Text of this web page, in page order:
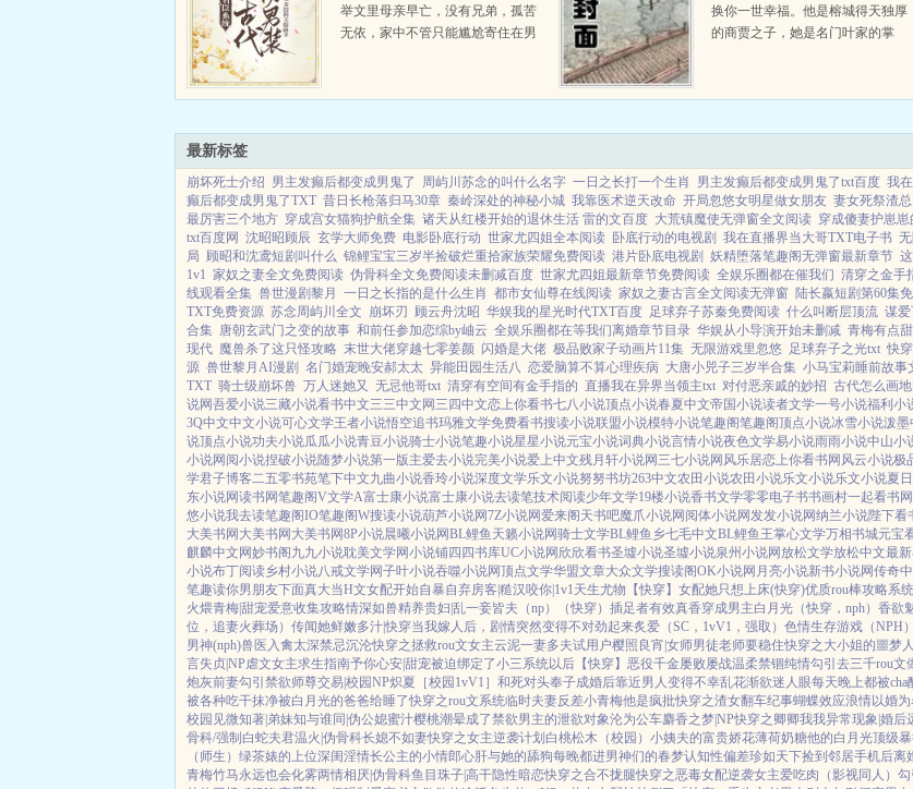
举文里母亲早亡，没有兄弟，孤苦
无依，家中不管只能尴尬寄住在男
使古代女子难存，她也不放弃的思
换你一世幸福。他是榕城得天独厚
的商贾之子，她是名门叶家的掌
最新标签
崩坏死士介绍 男主发癫后都变成男鬼了 周屿川苏念的叫什么名字 一日之长打一个生肖 男主发癫后都变成男鬼了txt百度 我
癫后都变成男鬼了TXT 昔日长枪落归马30章 秦岭深处的神秘小城 我靠医术逆天改命 开局忽悠女明星做女朋友 妻女死祭渣
最厉害三个地方 穿成宫女猫狗护航全集 诸天从红楼开始的退休生活 雷的文百度 大荒镇魔使无弹窗全文阅读 穿成傻妻护崽崽
txt百度网 沈昭昭顾辰 玄学大师免费 电影卧底行动 世家尤四姐全本阅读 卧底行动的电视剧 我在直播界当大哥TXT电子书
局 顾昭和沈鸢短剧叫什么 锦鲤宝宝三岁半捡破烂重拾家族荣耀免费阅读 港片卧底电视剧 妖精堕落笔趣阁无弹窗最新章节
1v1 家奴之妻全文免费阅读 伪骨科全文免费阅读未删减百度 世家尤四姐最新章节免费阅读 全娱乐圈都在催我们 清穿之金手
线观看全集 兽世漫剧黎月 一日之长指的是什么生肖 都市女仙尊在线阅读 家奴之妻古言全文阅读无弹窗 陆长嬴短剧第60集
TXT免费资源 苏念周屿川全文 崩坏刃 顾云舟沈昭 华娱我的星光时代TXT百度 足球弃子苏秦免费阅读 什么叫断层顶流 谋
合集 唐朝玄武门之变的故事 和前任参加恋综by岫云 全娱乐圈都在等我们离婚章节目录 华娱从小导演开始未删减 青梅有点
现代 魔兽杀了这只怪攻略 末世大佬穿越七零姜颜 闪婚是大佬 极品败家子动画片11集 无限游戏里忽悠 足球弃子之光txt 快
源 兽世黎月AI漫剧 名门婚宠晚安郝太太 异能田园生活八 恋爱脑算不算心理疾病 大唐小兕子三岁半合集 小马宝莉睡前故事
TXT 骑士级崩坏兽 万人迷她又 无忌他哥txt 清穿有空间有金手指的 直播我在异界当领主txt 对付恶亲戚的妙招 古代怎么画地
说网吾爱小说三藏小说看书中文三三中文网 三四中文恋上你看书七八小说顶点小说春夏中文帝国小说读者文学一号小说福利小
3Q中文中文小说可心文学王者小说悟空追书玛雅文学免费看书搜读小说联盟小说模特小说笔趣阁笔趣阁顶点小说冰雪小说泼墨
说顶点小说功夫小说瓜瓜小说青豆小说骑士小说笔趣小说星星小说元宝小说词典小说言情小说夜色文学易小说雨雨小说中山小
小说网阅小说捏破小说随梦小说第一版主爱去小说完美小说爱上中文残月轩小说网 三七小说网 风乐居恋上你看书网 风云小说极
学君子博客二五零书苑笔下中文九曲小说香玲小说深度文学乐文小说努努书坊263中文农田小说农田小说乐文小说乐文小说夏
东小说网读书网笔趣阁V文学A富士康小说富士康小说去读笔技术阅读少年文学19楼小说香书文学零零电子书书画村一起看书网
悠小说我去读笔趣阁IO笔趣阁W搜读小说葫芦小说网7Z小说网爱来阁 天书吧魔爪小说网 阅体小说网发发小说网纳兰小说陛下看
大美书网 大美书网 大美书网8P小说晨曦小说网BL鲤鱼 天籁小说网骑士文学BL鲤鱼乡七毛中文BL鲤鱼王掌心文学万相书城元宝
麒麟中文网妙书阁 九九小说耽美文学网小说铺四四书库UC小说网 欣欣看书圣墟小说圣墟小说泉州小说网放松文学放松中文最
小说布丁阅读乡村小说八戒文学网子叶小说吞噬小说网顶点文学华盟文章大众文学搜读阁OK小说网 月亮小说新书小说网传奇
笔趣读你男朋友下面真大当H文女配开始自暴自弃房客|糙汉咬你|1v1天生尤物【快穿】 女配她只想上床(快穿)优质rou棒攻略系统
火煨青梅|甜宠爱意收集攻略情深如兽精养贵妇|乱一妾皆夫（np） （快穿）插足者有效真香穿成男主白月光（快穿，nph） 香欲
位，追妻火葬场） 传闻她鲜嫩多汁|快穿当我嫁人后，剧情突然变得不对劲起来炙爱（SC，1vV1，强取） 色情生存游戏（NPH）
男神(nph)兽医 入禽太深禁忌沉沦快穿之拯救rou文女主云泥一妻多夫试用户樱照良宵|女师男徒老师要稳住快穿之大小姐的噩梦
言失贞|NP虐文女主求生指南予你心安|甜宠被迫绑定了小三系统以后【快穿】 恶役千金屡败屡战温柔禁锢纯情勾引 去三千rou文
炮灰前妻勾引禁欲师尊交易|校园NP炽夏［校园1vV1］ 和死对头奉子成婚后靠近男人变得不幸乱花渐欲迷人眼每天晚上都被cha
被各种吃干抹净被白月光的爸爸给睡了快穿之rou文系统临时夫妻反差小青梅他是疯批快穿之渣女翻车纪事蝴蝶效应浪情以婚为
校园 见微知著|弟妹知与谁同|伪公媳蜜汁樱桃潮晕成了禁欲男主的泄欲对象沦为公车麝香之梦|NP快穿之卿卿我我异常现象|婚后
骨科/强制 白蛇夫君温火|伪骨科长媳不如妻快穿之女主逆袭计划 白桃松木（校园） 小姨夫的富贵娇花薄荷奶糖他的白月光顶级
（师生） 绿茶婊的上位深闺淫情长公主的小情郎心肝与她的舔狗每晚都进男神们的春梦认知性偏差珍如天下捡到邻居手机后离
青梅竹马永远也会化雾两情相厌|伪骨科鱼目珠子|高干隐性暗恋快穿之合不拢腿快穿之恶毒女配逆袭女主爱吃肉 （影视同人）